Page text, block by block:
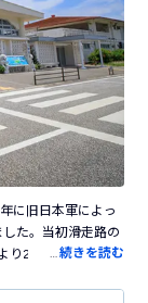
に旧日本軍によっ
た。当初滑走路の
り2,000mになり
…続きを読む